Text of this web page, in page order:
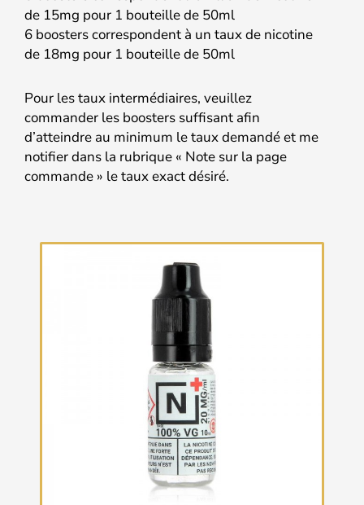
de 15mg pour 1 bouteille de 50ml
6 boosters correspondent à un taux de nicotine
de 18mg pour 1 bouteille de 50ml
Pour les taux intermédiaires, veuillez
commander les boosters suffisant afin
d’atteindre au minimum le taux demandé et me
notifier dans la rubrique « Note sur la page
commande » le taux exact désiré.